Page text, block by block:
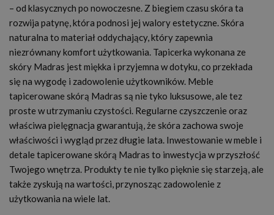
– od klasycznych po nowoczesne. Z biegiem czasu skóra ta
rozwija patynę, która podnosi jej walory estetyczne. Skóra
naturalna to materiał oddychający, który zapewnia
niezrównany komfort użytkowania. Tapicerka wykonana ze
skóry Madras jest miękka i przyjemna w dotyku, co przekłada
się na wygodę i zadowolenie użytkowników. Meble
tapicerowane skórą Madras są nie tyko luksusowe, ale tez
proste w utrzymaniu czystości. Regularne czyszczenie oraz
właściwa pielęgnacja gwarantują, że skóra zachowa swoje
właściwości i wygląd przez długie lata. Inwestowanie w meble i
detale tapicerowane skórą Madras to inwestycja w przyszłość
Twojego wnętrza. Produkty te nie tylko pięknie się starzeją, ale
także zyskują na wartości, przynosząc zadowolenie z
użytkowania na wiele lat.